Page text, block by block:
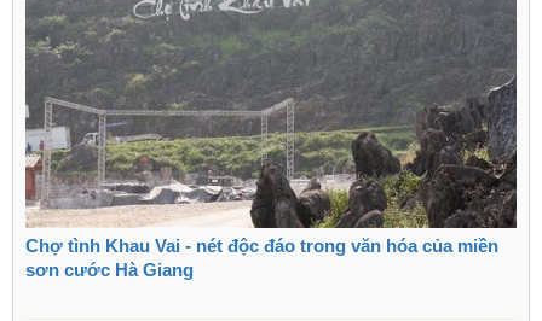
Chợ tình Khau Vai - nét độc đáo trong văn hóa của miền
sơn cước Hà Giang